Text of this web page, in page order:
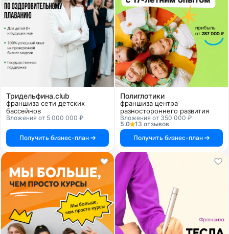
Тридельфина.club
франшиза сети детских
бассейнов
Вложения от 5 000 000 ₽
Получить бизнес-план
Полиглотики
франшиза центра
разностороннего развития
Вложения от 350 000 ₽
5.0
13 отзывов
Получить бизнес-план